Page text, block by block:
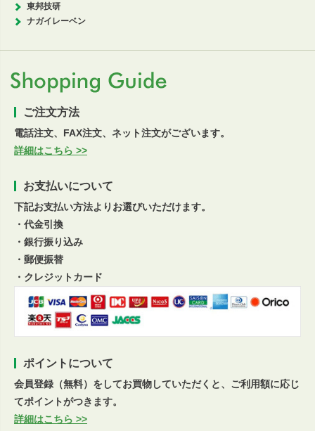
東邦技研
ナガイレーベン
ご注文方法
電話注文、FAX注文、ネット注文がございます。
詳細はこちら >>
お支払いについて
下記お支払い方法よりお選びいただけます。
・代金引換
・銀行振り込み
・郵便振替
・クレジットカード
ポイントについて
会員登録（無料）をしてお買物していただくと、ご利用額に応じ
てポイントがつきます。
詳細はこちら >>